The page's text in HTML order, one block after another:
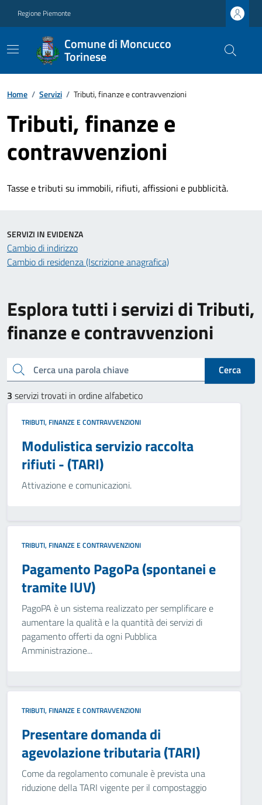
Regione Piemonte
Comune di Moncucco
Torinese
Home / Servizi / Tributi, finanze e contravvenzioni
Tributi, finanze e
contravvenzioni
Tasse e tributi su immobili, rifiuti, affissioni e pubblicità.
Esplora tutti i servizi di Tributi,
finanze e contravvenzioni
Cerca una parola chiave
Cerca
3 servizi trovati in ordine alfabetico
TRIBUTI, FINANZE E CONTRAVVENZIONI
Modulistica servizio raccolta
rifiuti - (TARI)
Attivazione e comunicazioni.
TRIBUTI, FINANZE E CONTRAVVENZIONI
Pagamento PagoPa (spontanei e
tramite IUV)
PagoPA è un sistema realizzato per semplificare e
aumentare la qualità e la quantità dei servizi di
pagamento offerti da ogni Pubblica
Amministrazione...
TRIBUTI, FINANZE E CONTRAVVENZIONI
Presentare domanda di
agevolazione tributaria (TARI)
Come da regolamento comunale è prevista una
riduzione della TARI vigente per il compostaggio
SERVIZI IN EVIDENZA
Cambio di indirizzo
Cambio di residenza (Iscrizione anagrafica)